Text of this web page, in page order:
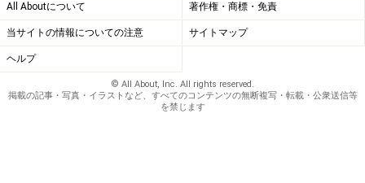
All Aboutについて 著作権・商標・免責
当サイトの情報についての注意 サイトマップ
ヘルプ
© All About, Inc. All rights reserved.
掲載の記事・写真・イラストなど、すべてのコンテンツの無断複写・転載・公衆送信等
を禁じます